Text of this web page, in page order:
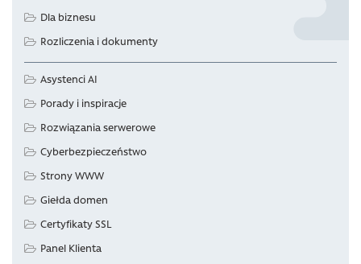
Dla biznesu
Rozliczenia i dokumenty
Asystenci AI
Porady i inspiracje
Rozwiązania serwerowe
Cyberbezpieczeństwo
Strony WWW
Giełda domen
Certyfikaty SSL
Panel Klienta